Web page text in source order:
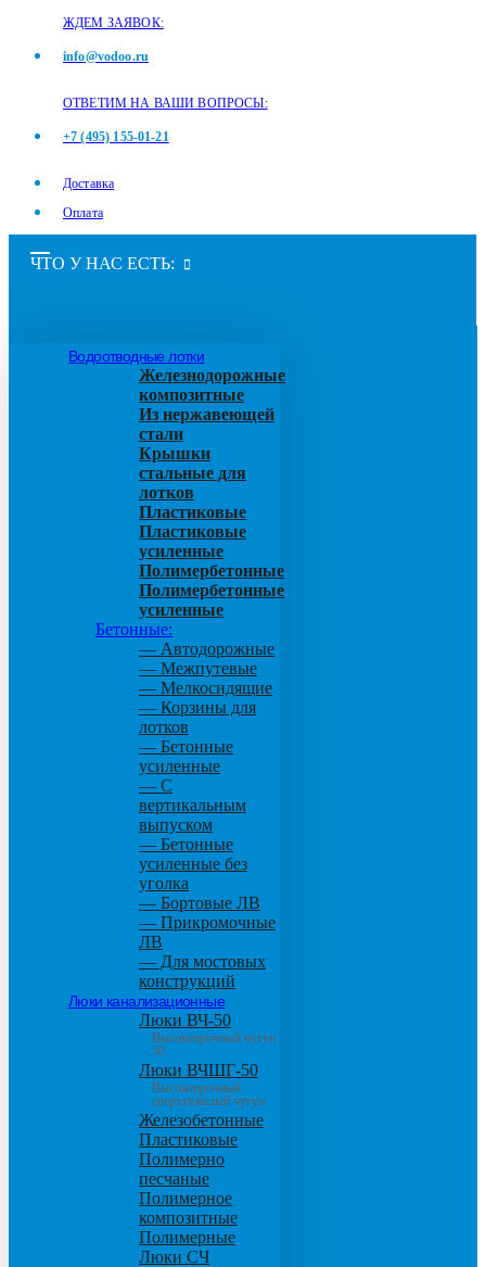
ЖДЕМ ЗАЯВОК:
info@vodoo.ru
ОТВЕТИМ НА ВАШИ ВОПРОСЫ:
+7 (495) 155-01-21
Доставка
Оплата
ЧТО У НАС ЕСТЬ:
Водоотводные лотки
Железнодорожные
композитные
Из нержавеющей
стали
Крышки
стальные для
лотков
Пластиковые
Пластиковые
усиленные
Полимербетонные
Полимербетонные
усиленные
Бетонные:
— Автодорожные
— Межпутевые
— Мелкосидящие
— Корзины для
лотков
— Бетонные
усиленные
— С
вертикальным
выпуском
— Бетонные
усиленные без
уголка
— Бортовые ЛВ
— Прикромочные
ЛВ
— Для мостовых
конструкций
Люки канализационные
Люки ВЧ-50
Высокопрочный чугун
50
Люки ВЧШГ-50
Высокопрочный
сверхтяжелый чугун
Железобетонные
Пластиковые
Полимерно
песчаные
Полимерное
композитные
Полимерные
Люки СЧ